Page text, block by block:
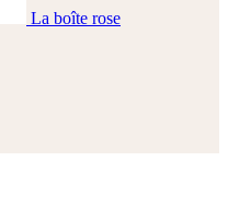
La boîte rose